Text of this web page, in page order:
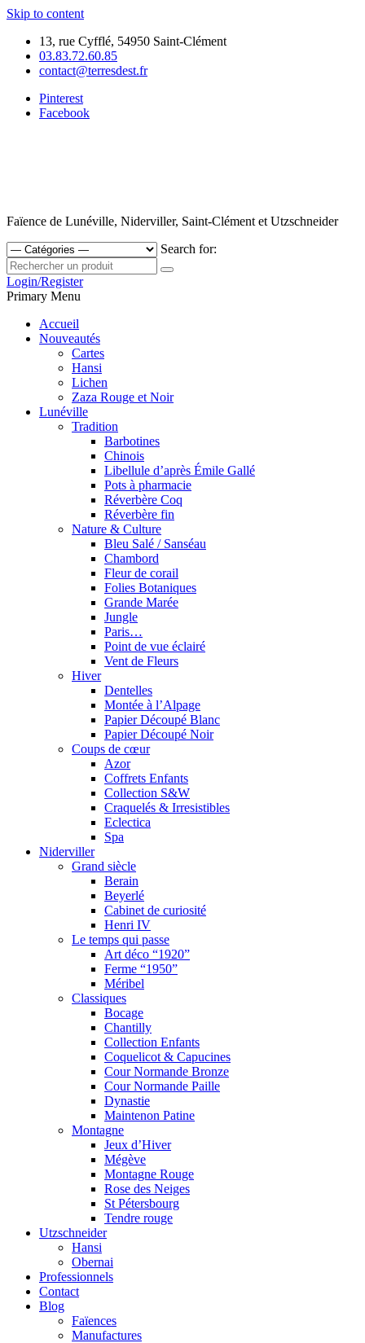
Skip to content
13, rue Cyfflé, 54950 Saint-Clément
03.83.72.60.85
contact@terresdest.fr
Pinterest
Facebook
Faïence de Lunéville, Niderviller, Saint-Clément et Utzschneider
Search for:
Login/Register
Primary Menu
Accueil
Nouveautés
Cartes
Hansi
Lichen
Zaza Rouge et Noir
Lunéville
Tradition
Barbotines
Chinois
Libellule d’après Émile Gallé
Pots à pharmacie
Réverbère Coq
Réverbère fin
Nature & Culture
Bleu Salé / Sanséau
Chambord
Fleur de corail
Folies Botaniques
Grande Marée
Jungle
Paris…
Point de vue éclairé
Vent de Fleurs
Hiver
Dentelles
Montée à l’Alpage
Papier Découpé Blanc
Papier Découpé Noir
Coups de cœur
Azor
Coffrets Enfants
Collection S&W
Craquelés & Irresistibles
Eclectica
Spa
Niderviller
Grand siècle
Berain
Beyerlé
Cabinet de curiosité
Henri IV
Le temps qui passe
Art déco “1920”
Ferme “1950”
Méribel
Classiques
Bocage
Chantilly
Collection Enfants
Coquelicot & Capucines
Cour Normande Bronze
Cour Normande Paille
Dynastie
Maintenon Patine
Montagne
Jeux d’Hiver
Mégève
Montagne Rouge
Rose des Neiges
St Pétersbourg
Tendre rouge
Utzschneider
Hansi
Obernai
Professionnels
Contact
Blog
Faïences
Manufactures